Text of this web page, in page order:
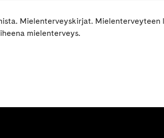
Mielenterveyskirjat.
mielenterveys.